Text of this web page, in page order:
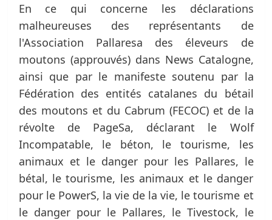
En ce qui concerne les déclarations
malheureuses des représentants de
l'Association Pallaresa des éleveurs de
moutons (approuvés) dans News Catalogne,
ainsi que par le manifeste soutenu par la
Fédération des entités catalanes du bétail
des moutons et du Cabrum (FECOC) et de la
révolte de PageSa, déclarant le Wolf
Incompatable, le béton, le tourisme, les
animaux et le danger pour les Pallares, le
bétal, le tourisme, les animaux et le danger
pour le PowerS, la vie de la vie, le tourisme et
le danger pour le Pallares, le Tivestock, le